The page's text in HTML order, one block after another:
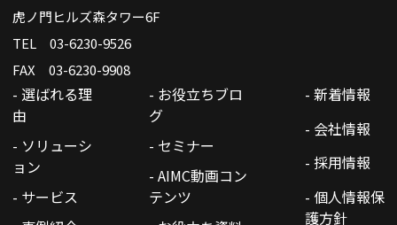
虎ノ門ヒルズ森タワー6F
TEL 03-6230-9526
FAX 03-6230-9908
- 選ばれる理
由
- ソリューシ
ョン
- サービス
- お役立ちブロ
グ
- セミナー
- AIMC動画コン
テンツ
- 新着情報
- 会社情報
- 採用情報
- 個人情報保
護方針